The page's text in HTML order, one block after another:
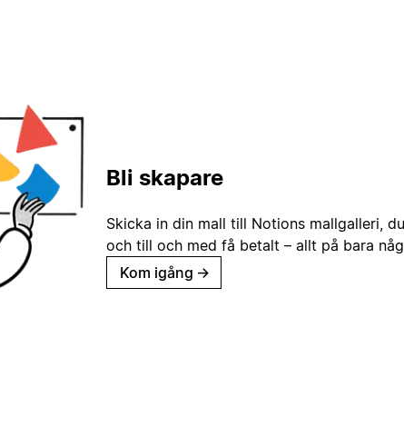
Bli skapare
Skicka in din mall till Notions mallgalleri,
och till och med få betalt – allt på bara
Kom igång →